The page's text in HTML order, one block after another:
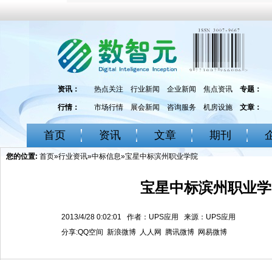
资讯： 热点关注 行业新闻 企业新闻 焦点资讯 专题：
行情： 市场行情 展会新闻 咨询服务 机房设施 文章：
首页 资讯 文章 期刊
您的位置: 首页»行业资讯»中标信息»宝星中标滨州职业学院
宝星中标滨州职业
2013/4/28 0:02:01 作者：UPS应用 来源：UPS应用
分享:QQ空间 新浪微博 人人网 腾讯微博 网易微博